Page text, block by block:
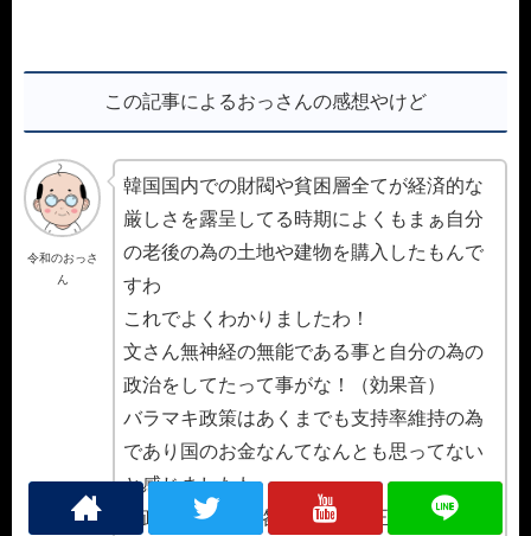
この記事によるおっさんの感想やけど
令和のおっさ
ん
韓国国内での財閥や貧困層全てが経済的な
厳しさを露呈してる時期によくもまぁ自分
の老後の為の土地や建物を購入したもんで
すわ
これでよくわかりましたわ！
文さん無神経の無能である事と自分の為の
政治をしてたって事がな！（効果音）
バラマキ政策はあくまでも支持率維持の為
であり国のお金なんてなんとも思ってない
と感じましたわ
文政権は当初、格差是正、公正社会、包容